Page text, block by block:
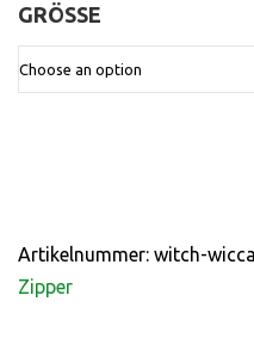
GRÖSSE
Artikelnummer: witch-
Zipper